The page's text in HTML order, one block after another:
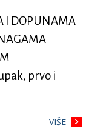
I DOPUNAMA
prvo i
VIŠE